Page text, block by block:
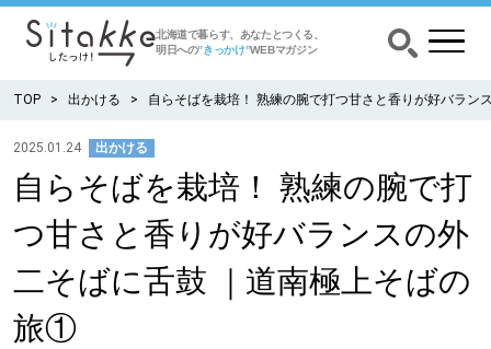
北海道で暮らす、あなたとつくる、
明日への”きっかけ”WEBマガジン
CATEGORY カテゴリー
食べる
出かける
TOP 出かける 自らそばを栽培！ 熟練の腕で打つ甘さと香りが好バラ
2025.01.24 出かける
自らそばを栽培！ 熟練の腕で打
つ甘さと香りが好バランスの外
二そばに舌鼓 ｜道南極上そばの
旅①